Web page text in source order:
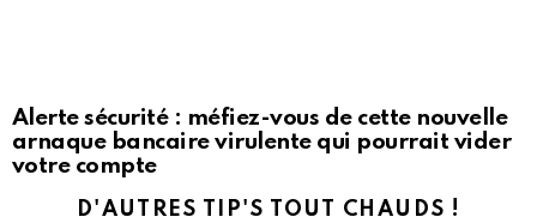
Alerte sécurité : méfiez-vous de cette nouvelle
arnaque bancaire virulente qui pourrait vider
votre compte
D'AUTRES TIP'S TOUT CHAUDS !